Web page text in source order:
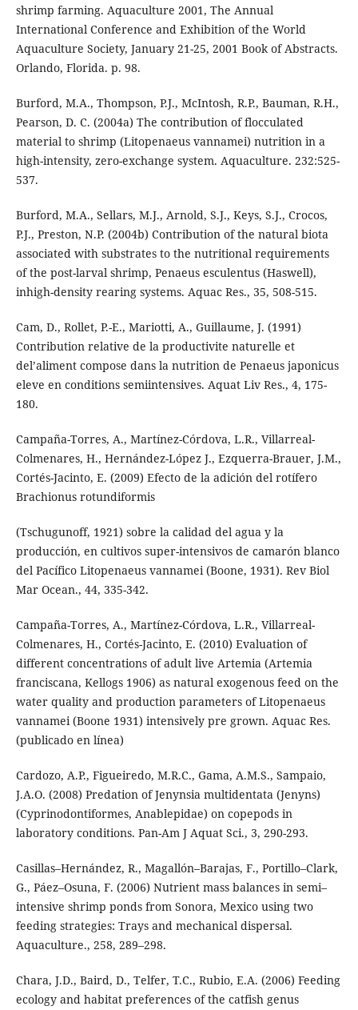
shrimp farming. Aquaculture 2001, The Annual
International Conference and Exhibition of the World
Aquaculture Society, January 21-25, 2001 Book of Abstracts.
Orlando, Florida. p. 98.
Burford, M.A., Thompson, P.J., McIntosh, R.P., Bauman, R.H.,
Pearson, D. C. (2004a) The contribution of flocculated
material to shrimp (Litopenaeus vannamei) nutrition in a
high-intensity, zero-exchange system. Aquaculture. 232:525-
537.
Burford, M.A., Sellars, M.J., Arnold, S.J., Keys, S.J., Crocos,
P.J., Preston, N.P. (2004b) Contribution of the natural biota
associated with substrates to the nutritional requirements
of the post-larval shrimp, Penaeus esculentus (Haswell),
inhigh-density rearing systems. Aquac Res., 35, 508-515.
Cam, D., Rollet, P.-E., Mariotti, A., Guillaume, J. (1991)
Contribution relative de la productivite naturelle et
del’aliment compose dans la nutrition de Penaeus japonicus
eleve en conditions semiintensives. Aquat Liv Res., 4, 175-
180.
Campaña-Torres, A., Martínez-Córdova, L.R., Villarreal-
Colmenares, H., Hernández-López J., Ezquerra-Brauer, J.M.,
Cortés-Jacinto, E. (2009) Efecto de la adición del rotífero
Brachionus rotundiformis
(Tschugunoff, 1921) sobre la calidad del agua y la
producción, en cultivos super-intensivos de camarón blanco
del Pacífico Litopenaeus vannamei (Boone, 1931). Rev Biol
Mar Ocean., 44, 335-342.
Campaña-Torres, A., Martínez-Córdova, L.R., Villarreal-
Colmenares, H., Cortés-Jacinto, E. (2010) Evaluation of
different concentrations of adult live Artemia (Artemia
franciscana, Kellogs 1906) as natural exogenous feed on the
water quality and production parameters of Litopenaeus
vannamei (Boone 1931) intensively pre grown. Aquac Res.
(publicado en línea)
Cardozo, A.P., Figueiredo, M.R.C., Gama, A.M.S., Sampaio,
J.A.O. (2008) Predation of Jenynsia multidentata (Jenyns)
(Cyprinodontiformes, Anablepidae) on copepods in
laboratory conditions. Pan-Am J Aquat Sci., 3, 290-293.
Casillas–Hernández, R., Magallón–Barajas, F., Portillo–Clark,
G., Páez–Osuna, F. (2006) Nutrient mass balances in semi–
intensive shrimp ponds from Sonora, Mexico using two
feeding strategies: Trays and mechanical dispersal.
Aquaculture., 258, 289–298.
Chara, J.D., Baird, D., Telfer, T.C., Rubio, E.A. (2006) Feeding
ecology and habitat preferences of the catfish genus